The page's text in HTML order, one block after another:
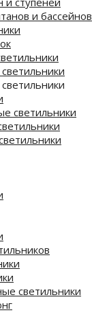
и бассейнов
светильники
светильники